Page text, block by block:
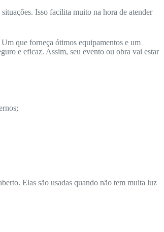
Isso facilita muito na hora de atender
que forneça ótimos equipamentos e um
e eficaz. Assim, seu evento ou obra vai estar
Elas são usadas quando não tem muita luz